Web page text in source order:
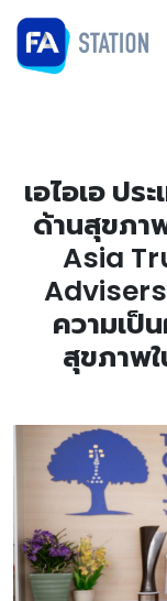
เอไอเอ ปร
ด้านสุขภา
Asia
ความเป็
สุขภาพ